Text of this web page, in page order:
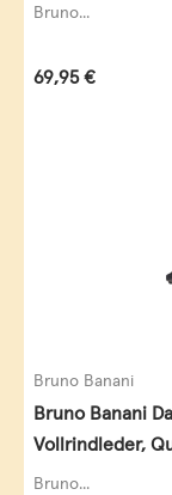
Bruno...
Regulärer Preis:
69,95 €
Bruno Banani
Bruno Banani
Vollrindleder,
Bruno...